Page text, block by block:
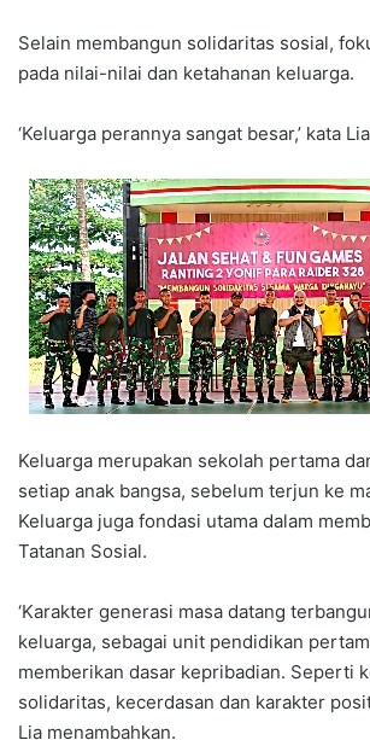
Selain membangun solidaritas sosial,
pada nilai-nilai dan ketahanan keluarga.
‘Keluarga perannya sangat besar,’ kata
Keluarga merupakan sekolah pertama
setiap anak bangsa, sebelum terjun ke
Keluarga juga fondasi utama dalam
Tatanan Sosial.
‘Karakter generasi masa datang
keluarga, sebagai unit pendidikan
memberikan dasar kepribadian. Seperti
solidaritas, kecerdasan dan karakter
Lia menambahkan.